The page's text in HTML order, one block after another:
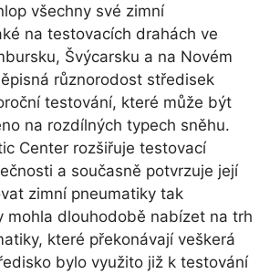
všechny své zimní
na testovacích drahách ve
Švýcarsku a na Novém
různorodost středisek
testování, které může být
na rozdílných typech sněhu.
Center rozšiřuje testovací
a současně potvrzuje její
zimní pneumatiky tak
mohla dlouhodobě nabízet na trh
které překonávají veškerá
bylo využito již k testování